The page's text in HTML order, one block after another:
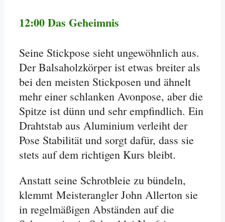
12:00 Das Geheimnis
Seine Stickpose sieht ungewöhnlich aus.
Der Balsaholzkörper ist etwas breiter als
bei den meisten Stickposen und ähnelt
mehr einer schlanken Avonpose, aber die
Spitze ist dünn und sehr empfindlich. Ein
Drahtstab aus Aluminium verleiht der
Pose Stabilität und sorgt dafür, dass sie
stets auf dem richtigen Kurs bleibt.
Anstatt seine Schrotbleie zu bündeln,
klemmt Meisterangler John Allerton sie
in regelmäßigen Abständen auf die